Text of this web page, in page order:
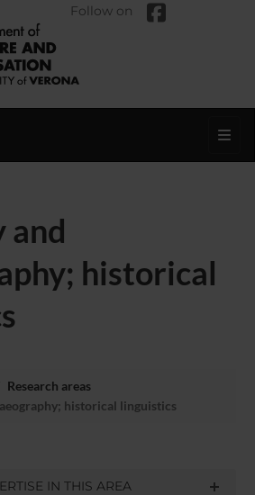
Follow on
and
historical
Research areas
historical linguistics
IN THIS AREA